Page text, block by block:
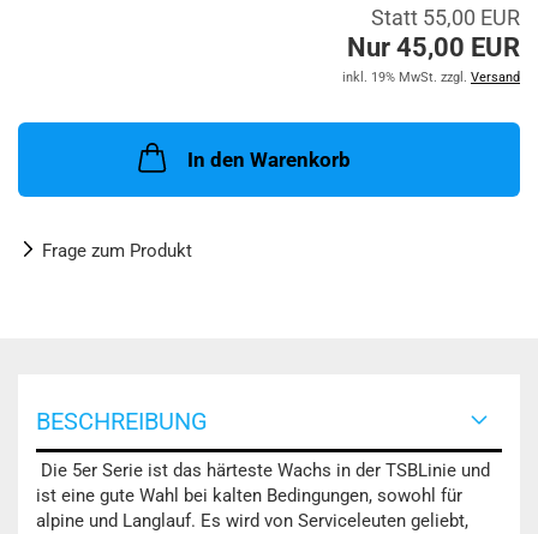
Statt 55,00 EUR
Nur 45,00 EUR
inkl. 19% MwSt. zzgl. Versand
In den Warenkorb
Frage zum Produkt
BESCHREIBUNG
Die 5er Serie ist das härteste Wachs in der TSBLinie und
ist eine gute Wahl bei kalten Bedingungen, sowohl für
alpine und Langlauf. Es wird von Serviceleuten geliebt,